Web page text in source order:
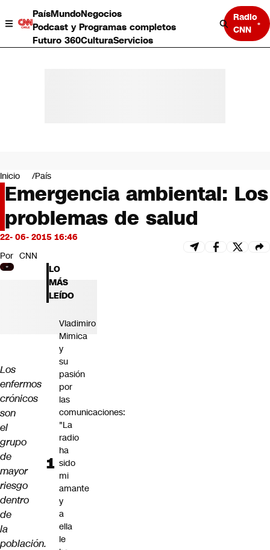
PaísMundoNegocios
Podcast y Programas completos
Futuro 360CulturaServicios
Radio
CNN
Negocios
Deportes
Programas completos
Cultura
Servicios
Bits
CNN Data
CNN tiempo
Futuro 360
Inicio País
Emergencia ambiental: Los
problemas de salud
22- 06- 2015 16:46
Por CNN
Los
enfermos
crónicos
son
el
grupo
de
mayor
riesgo
dentro
de
la
población.
LO
MÁS
LEÍDO
Vladimiro
Mimica
y
su
pasión
por
las
comunicaciones:
"La
radio
ha
sido
mi
amante
y
a
ella
le